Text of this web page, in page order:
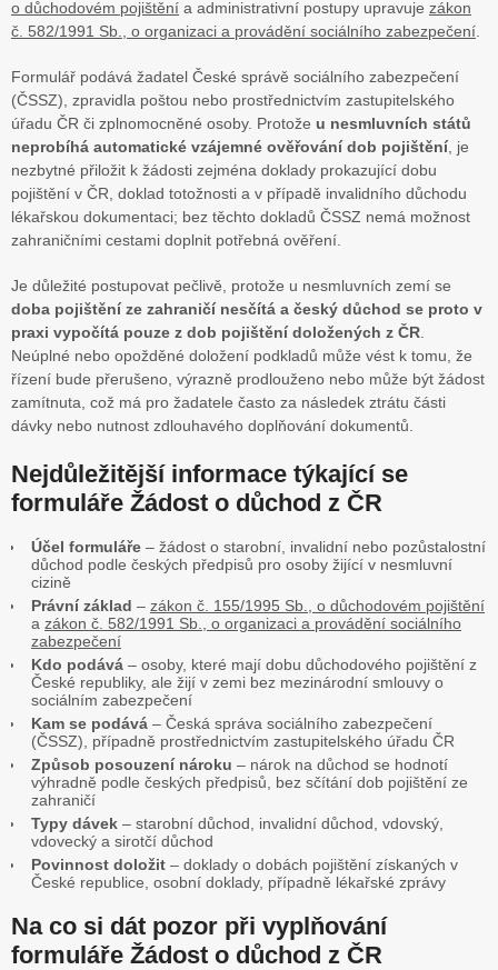
o důchodovém pojištění a administrativní postupy upravuje zákon
č. 582/1991 Sb., o organizaci a provádění sociálního zabezpečení
Formulář podává žadatel České správě sociálního zabezpečení
(ČSSZ), zpravidla poštou nebo prostřednictvím zastupitelského
úřadu ČR či zplnomocněné osoby. Protože u nesmluvních států
neprobíhá automatické vzájemné ověřování dob pojištění, je
nezbytné přiložit k žádosti zejména doklady prokazující dobu
pojištění v ČR, doklad totožnosti a v případě invalidního důchodu
lékařskou dokumentaci; bez těchto dokladů ČSSZ nemá možnost
zahraničními cestami doplnit potřebná ověření.
Je důležité postupovat pečlivě, protože u nesmluvních zemí se
doba pojištění ze zahraničí nesčítá a český důchod se proto v
praxi vypočítá pouze z dob pojištění doložených z ČR
Neúplné nebo opožděné doložení podkladů může vést k tomu, že
řízení bude přerušeno, výrazně prodlouženo nebo může být žádost
zamítnuta, což má pro žadatele často za následek ztrátu části
dávky nebo nutnost zdlouhavého doplňování dokumentů.
Nejdůležitější informace týkající se
formuláře Žádost o důchod z ČR
Účel formuláře – žádost o starobní, invalidní nebo pozůstalostní
důchod podle českých předpisů pro osoby žijící v nesmluvní
cizině
Právní základ – zákon č. 155/1995 Sb., o důchodovém pojištění
a zákon č. 582/1991 Sb., o organizaci a provádění sociálního
zabezpečení
Kdo podává – osoby, které mají dobu důchodového pojištění z
České republiky, ale žijí v zemi bez mezinárodní smlouvy o
sociálním zabezpečení
Kam se podává – Česká správa sociálního zabezpečení
(ČSSZ), případně prostřednictvím zastupitelského úřadu ČR
Způsob posouzení nároku – nárok na důchod se hodnotí
výhradně podle českých předpisů, bez sčítání dob pojištění ze
zahraničí
Typy dávek – starobní důchod, invalidní důchod, vdovský,
vdovecký a sirotčí důchod
Povinnost doložit – doklady o dobách pojištění získaných v
České republice, osobní doklady, případně lékařské zprávy
Na co si dát pozor při vyplňování
formuláře Žádost o důchod z ČR